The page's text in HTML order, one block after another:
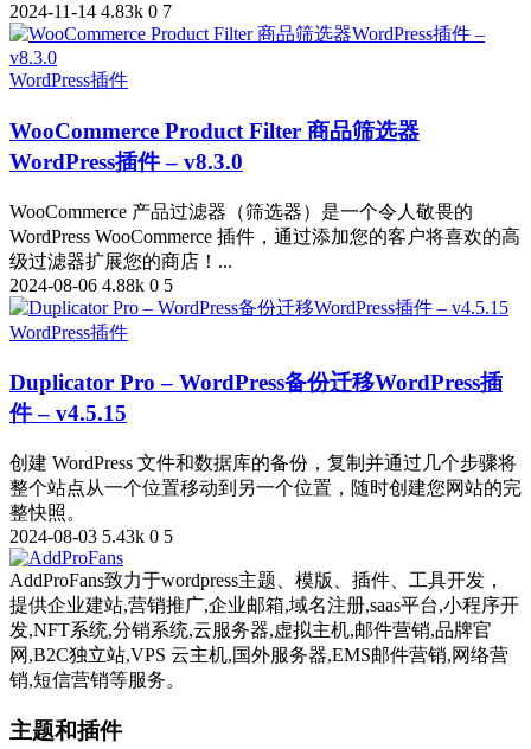
2024-11-14 4.83k 0 7
WordPress插件
WooCommerce Product Filter 商品筛选器
WordPress插件 – v8.3.0
WooCommerce 产品过滤器（筛选器）是一个令人敬畏的
WordPress WooCommerce 插件，通过添加您的客户将喜欢的高
级过滤器扩展您的商店！...
2024-08-06 4.88k 0 5
WordPress插件
Duplicator Pro – WordPress备份迁移WordPress插
件 – v4.5.15
创建 WordPress 文件和数据库的备份，复制并通过几个步骤将
整个站点从一个位置移动到另一个位置，随时创建您网站的完
整快照。
2024-08-03 5.43k 0 5
AddProFans致力于wordpress主题、模版、插件、工具开发，
提供企业建站,营销推广,企业邮箱,域名注册,saas平台,小程序开
发,NFT系统,分销系统,云服务器,虚拟主机,邮件营销,品牌官
网,B2C独立站,VPS 云主机,国外服务器,EMS邮件营销,网络营
销,短信营销等服务。
主题和插件